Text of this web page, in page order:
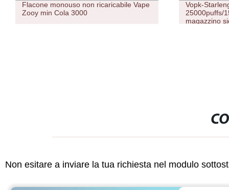
Flacone monouso non ricaricabile Vape
Zooy min Cola 3000
Vopk-
25000puffs/
magazzino
Non esitare a inviare la tua richiesta nel modulo